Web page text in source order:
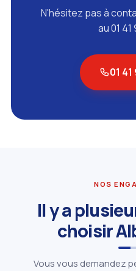
N'hésitez pas à
au 01
01
NOS
Il y a
choisir
Vous vous demandez